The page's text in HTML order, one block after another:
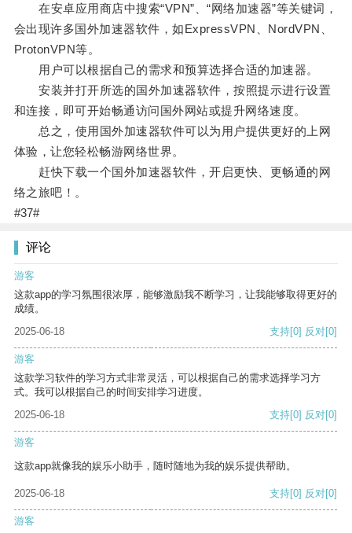
在安卓应用商店中搜索“VPN”、“网络加速器”等关键词，
会出现许多国外加速器软件，如ExpressVPN、NordVPN、
ProtonVPN等。
用户可以根据自己的需求和预算选择合适的加速器。
安装并打开所选的国外加速器软件，按照提示进行设置
和连接，即可开始畅通访问国外网站或提升网络速度。
总之，使用国外加速器软件可以为用户提供更好的上网
体验，让您轻松畅游网络世界。
赶快下载一个国外加速器软件，开启更快、更畅通的网
络之旅吧！。
#37#
评论
游客
这款app的学习氛围很浓厚，能够激励我不断学习，让我能够取得更好的
成绩。
2025-06-18
支持[0] 反对[0]
游客
这款学习软件的学习方式非常灵活，可以根据自己的需求选择学习方
式。我可以根据自己的时间安排学习进度。
2025-06-18
支持[0] 反对[0]
游客
这款app就像我的娱乐小助手，随时随地为我的娱乐提供帮助。
2025-06-18 支持[0] 反对[0]
游客